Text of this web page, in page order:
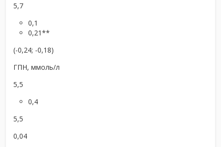
5,7
0,1
0,21**
(-0,24; -0,18)
ГПН, ммоль/л
5,5
0,4
5,5
0,04